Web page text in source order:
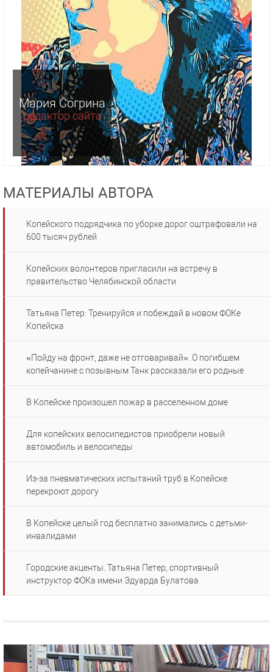
Мария Согрина
редактор сайта
МАТЕРИАЛЫ АВТОРА
Копейского подрядчика по уборке дорог оштрафовали на
600 тысяч рублей
Копейских волонтеров пригласили на встречу в
правительство Челябинской области
Татьяна Петер: Тренируйся и побеждай в новом ФОКе
Копейска
«Пойду на фронт, даже не отговаривай». О погибшем
копейчанине с позывным Танк рассказали его родные
В Копейске произошел пожар в расселенном доме
Для копейских велосипедистов приобрели новый
автомобиль и велосипеды
Из-за пневматических испытаний труб в Копейске
перекроют дорогу
В Копейске целый год бесплатно занимались с детьми-
инвалидами
Городские акценты. Татьяна Петер, спортивный
инструктор ФОКа имени Эдуарда Булатова